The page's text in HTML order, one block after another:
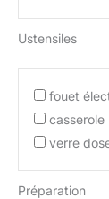
Ustensiles
fouet
casserole
verre
Préparation